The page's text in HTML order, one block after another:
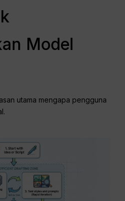
Model
utama mengapa pengguna